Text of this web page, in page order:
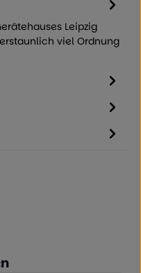
Leipzig
viel Ordnung